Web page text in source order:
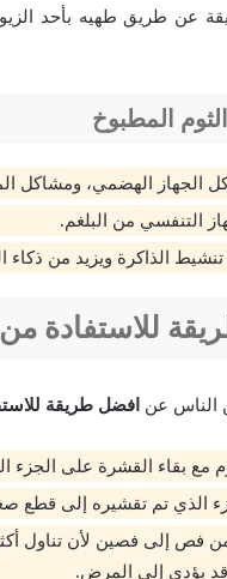
عن طريق طهيه بأحد
المطبوخ
الجهاز الهضمي، ومشاكل
التنفسي من البلغم.
الذاكرة ويزيد من ذكاء
للاستفادة من
الناس عن افضل طريقة
مع بقاء القشرة على الجزء
الذي تم تقشيره إلى قطع
من فص إلى فصين لأن تناول
يؤدي إلى المرض.